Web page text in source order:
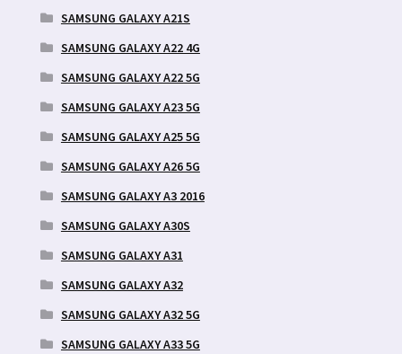
SAMSUNG GALAXY A21S
SAMSUNG GALAXY A22 4G
SAMSUNG GALAXY A22 5G
SAMSUNG GALAXY A23 5G
SAMSUNG GALAXY A25 5G
SAMSUNG GALAXY A26 5G
SAMSUNG GALAXY A3 2016
SAMSUNG GALAXY A30S
SAMSUNG GALAXY A31
SAMSUNG GALAXY A32
SAMSUNG GALAXY A32 5G
SAMSUNG GALAXY A33 5G